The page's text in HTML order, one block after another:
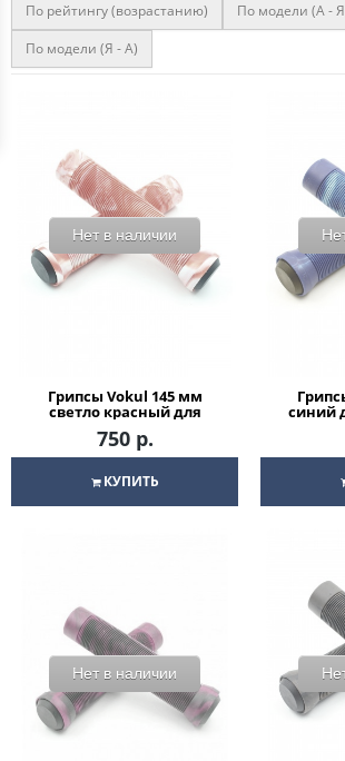
По рейтингу (возрастанию)
По модели (A -
По модели (Я - A)
Нет в наличии
Грипсы Vokul 145 мм
светло красный для
трюкового / городского /
детского самоката
750 р.
КУПИТЬ
синий
Нет в наличии